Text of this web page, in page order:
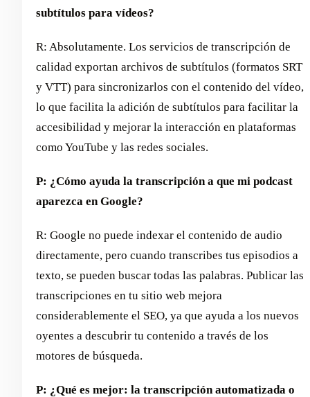
subtítulos para vídeos?
R: Absolutamente. Los servicios de transcripción de
calidad exportan archivos de subtítulos (formatos SRT
y VTT) para sincronizarlos con el contenido del vídeo,
lo que facilita la adición de subtítulos para facilitar la
accesibilidad y mejorar la interacción en plataformas
como YouTube y las redes sociales.
P: ¿Cómo ayuda la transcripción a que mi podcast
aparezca en Google?
R: Google no puede indexar el contenido de audio
directamente, pero cuando transcribes tus episodios a
texto, se pueden buscar todas las palabras. Publicar las
transcripciones en tu sitio web mejora
considerablemente el SEO, ya que ayuda a los nuevos
oyentes a descubrir tu contenido a través de los
motores de búsqueda.
P: ¿Qué es mejor: la transcripción automatizada o